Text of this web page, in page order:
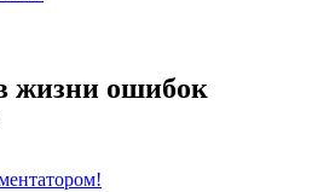
жизни ошибок